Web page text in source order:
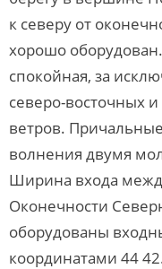
к северу от
хорошо
спокойная, за
северо-восточных
ветров.
волнения двумя
Ширина входа
Оконечности
оборудованы
координатами 44